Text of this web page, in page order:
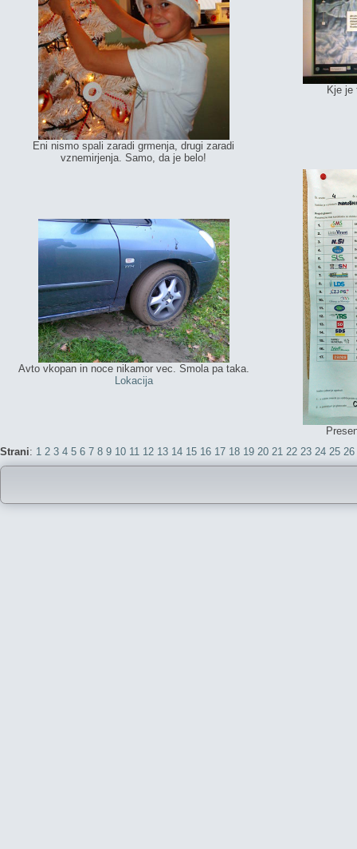
Eni nismo spali zaradi grmenja, drugi zaradi
vznemirjenja. Samo, da je belo!
Kje je
Avto vkopan in noce nikamor vec. Smola pa taka.
Lokacija
Strani: 1 2 3 4 5 6 7 8 9 10 11 12 13 14 15 16 17 18 19 20 21 22 23 24 25 26